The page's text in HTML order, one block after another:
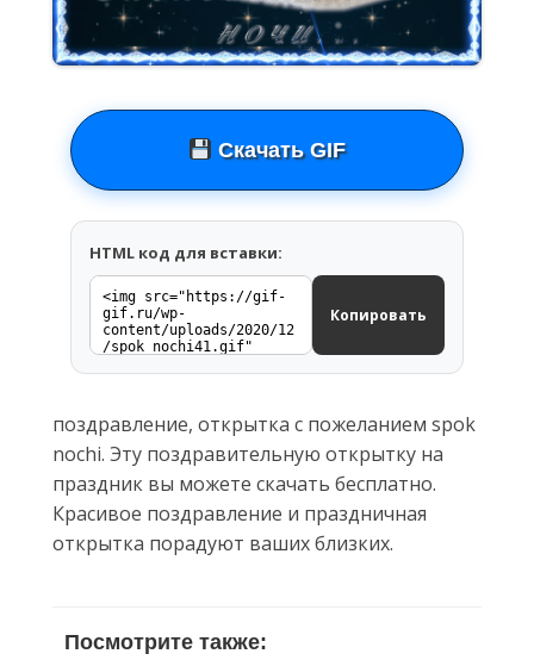
Скачать GIF
HTML код для вставки:
Копировать
поздравление, открытка с пожеланием spok
nochi. Эту поздравительную открытку на
праздник вы можете скачать бесплатно.
Красивое поздравление и праздничная
открытка порадуют ваших близких.
Посмотрите также: